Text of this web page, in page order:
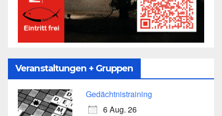
Veranstaltungen + Gruppen
Gedächtnistraining
6 Aug. 26